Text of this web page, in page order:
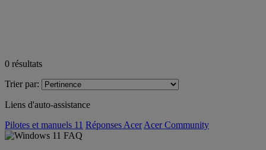
0 résultats
Trier par:
Liens d'auto-assistance
Pilotes et manuels 11 Réponses Acer Acer Community